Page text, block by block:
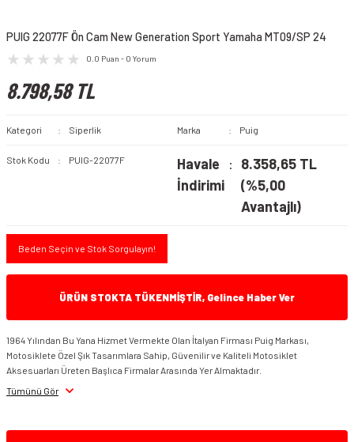
PUIG 22077F Ön Cam New Generation Sport Yamaha MT09/SP 24
0.0 Puan - 0 Yorum
8.798,58 TL
Kategori Siperlik Marka Puig
Stok Kodu PUIG-22077F
Havale
İndirimi
8.358,65 TL
(%5,00
Avantajlı)
Beden Seçin ve Stok Sorgulayın!
ÜRÜN STOKTA TÜKENMİŞTİR, Gelince Haber Ver
1964 Yılından Bu Yana Hizmet Vermekte Olan İtalyan Firması Puig Markası,
Motosiklete Özel Şık Tasarımlara Sahip, Güvenilir ve Kaliteli Motosiklet
Aksesuarları Üreten Başlıca Firmalar Arasında Yer Almaktadır.
Tümünü Gör